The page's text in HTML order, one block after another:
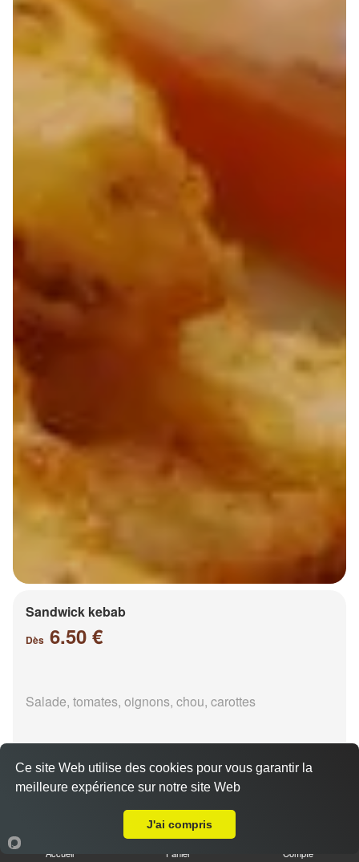
Sandwick kebab
Dès 6.50 €
Salade, tomates, oignons, chou, carottes
Accueil Panier Compte
Ce site Web utilise des cookies pour vous garantir la
meilleure expérience sur notre site Web
J'ai compris